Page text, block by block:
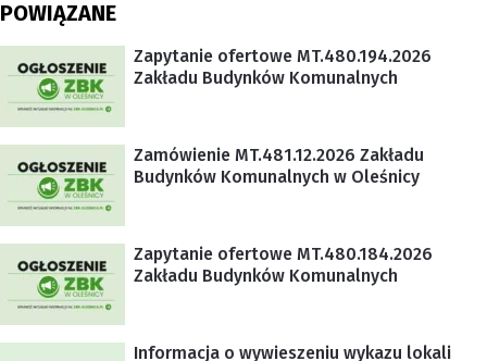
POWIĄZANE
Zapytanie ofertowe MT.480.194.2026
Zakładu Budynków Komunalnych
Zamówienie MT.481.12.2026 Zakładu
Budynków Komunalnych w Oleśnicy
Zapytanie ofertowe MT.480.184.2026
Zakładu Budynków Komunalnych
Informacja o wywieszeniu wykazu lokali